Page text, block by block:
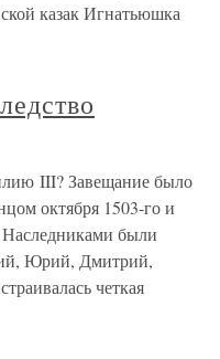
казак Игнатьюшка
III? Завещание было
октября 1503-го и
Наследниками были
Юрий, Дмитрий,
четкая